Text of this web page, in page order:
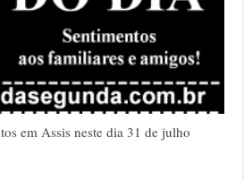
em Assis neste dia 31 de julho